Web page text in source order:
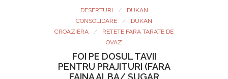
DESERTURI
DUKAN
CONSOLIDARE
DUKAN
CROAZIERA
RETETE FARA TARATE DE
OVAZ
FOI PE DOSUL TAVII
PENTRU PRAJITURI (FARA
FAINA ALBA/ SUGAR